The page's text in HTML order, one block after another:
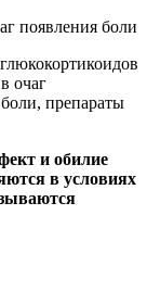
появления боли
очаг
препараты
и обилие
в условиях